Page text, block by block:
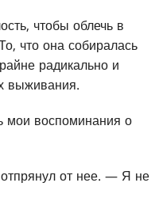
чтобы облечь в
что она собиралась
радикально и
выживания.
воспоминания о
от нее. — Я не